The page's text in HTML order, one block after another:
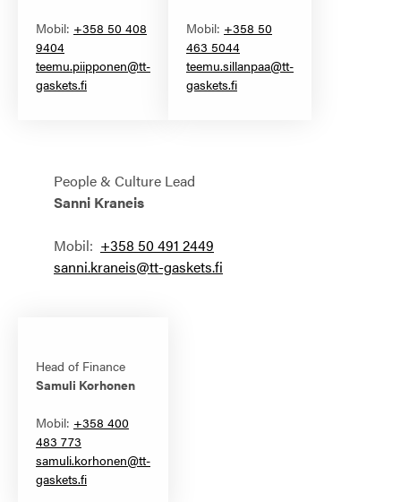
Mobil: +358 50 408
9404
teemu.piipponen@tt-
gaskets.fi
Mobil: +358 50
463 5044
teemu.sillanpaa@tt-
gaskets.fi
People & Culture Lead
Sanni Kraneis
Mobil: +358 50 491 2449
sanni.kraneis@tt-gaskets.fi
Head of Finance
Samuli Korhonen
Mobil: +358 400
483 773
samuli.korhonen@tt-
gaskets.fi